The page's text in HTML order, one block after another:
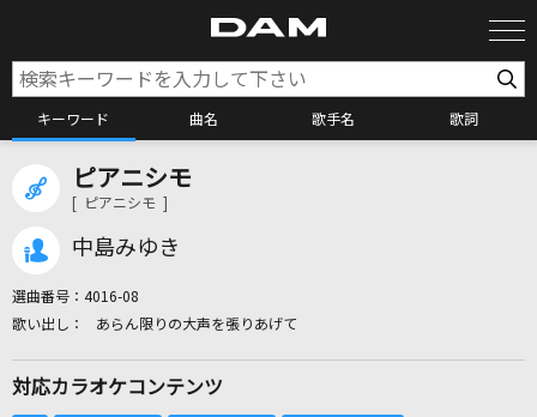
キーワード 曲名 歌手名 歌詞
ピアニシモ
[ ピアニシモ ]
中島みゆき
選曲番号： 4016-08
あらん限りの大声を張りあげて
対応カラオケコンテンツ